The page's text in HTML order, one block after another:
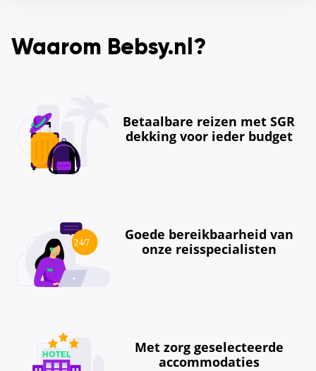
Waarom Bebsy.nl?
Betaalbare reizen met SGR
dekking voor ieder budget
Goede bereikbaarheid van
onze reisspecialisten
Met zorg geselecteerde
accommodaties